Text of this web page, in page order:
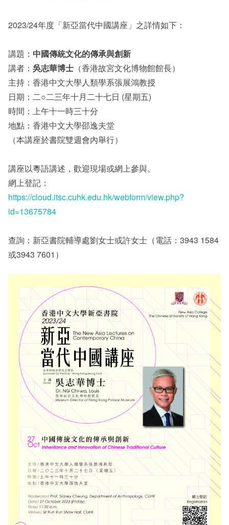
其他
2023/24年度「新亞當代中國講座」之詳情如下：
講題： 中國傳統文化的傳承與創新
講者： 吳志華博士 （香港故宮文化博物館館長）
主持：香港中文大學人類學系張展鴻教授
日期：二○二三年十月二十七日 (星期五)
時間：上午十一時三十分
地點：香港中文大學邵逸夫堂
（本講座於書院雙週會內舉行）
講座以粵語講述，歡迎現場或網上參與。
網上登記：
https://cloud.itsc.cuhk.edu.hk/webform/view.php?
id=13675784
查詢：新亞書院輔導處劉女士或許女士（電話：3943 1584
或3943 7601）